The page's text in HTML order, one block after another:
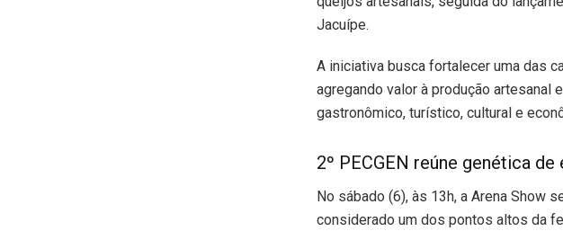
Jacuípe.
A iniciativa busca fortalecer uma das
agregando valor à produção
gastronômico, turístico, cultural e
2º PECGEN reúne genética de
No sábado (6), às 13h, a Arena Show
considerado um dos pontos altos da